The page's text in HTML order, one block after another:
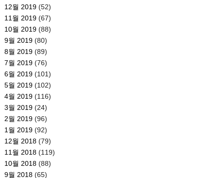
12월 2019(52)
11월 2019(67)
10월 2019(88)
9월 2019(80)
8월 2019(89)
7월 2019(76)
6월 2019(101)
5월 2019(102)
4월 2019(116)
3월 2019(24)
2월 2019(96)
1월 2019(92)
12월 2018(79)
11월 2018(119)
10월 2018(88)
9월 2018(65)